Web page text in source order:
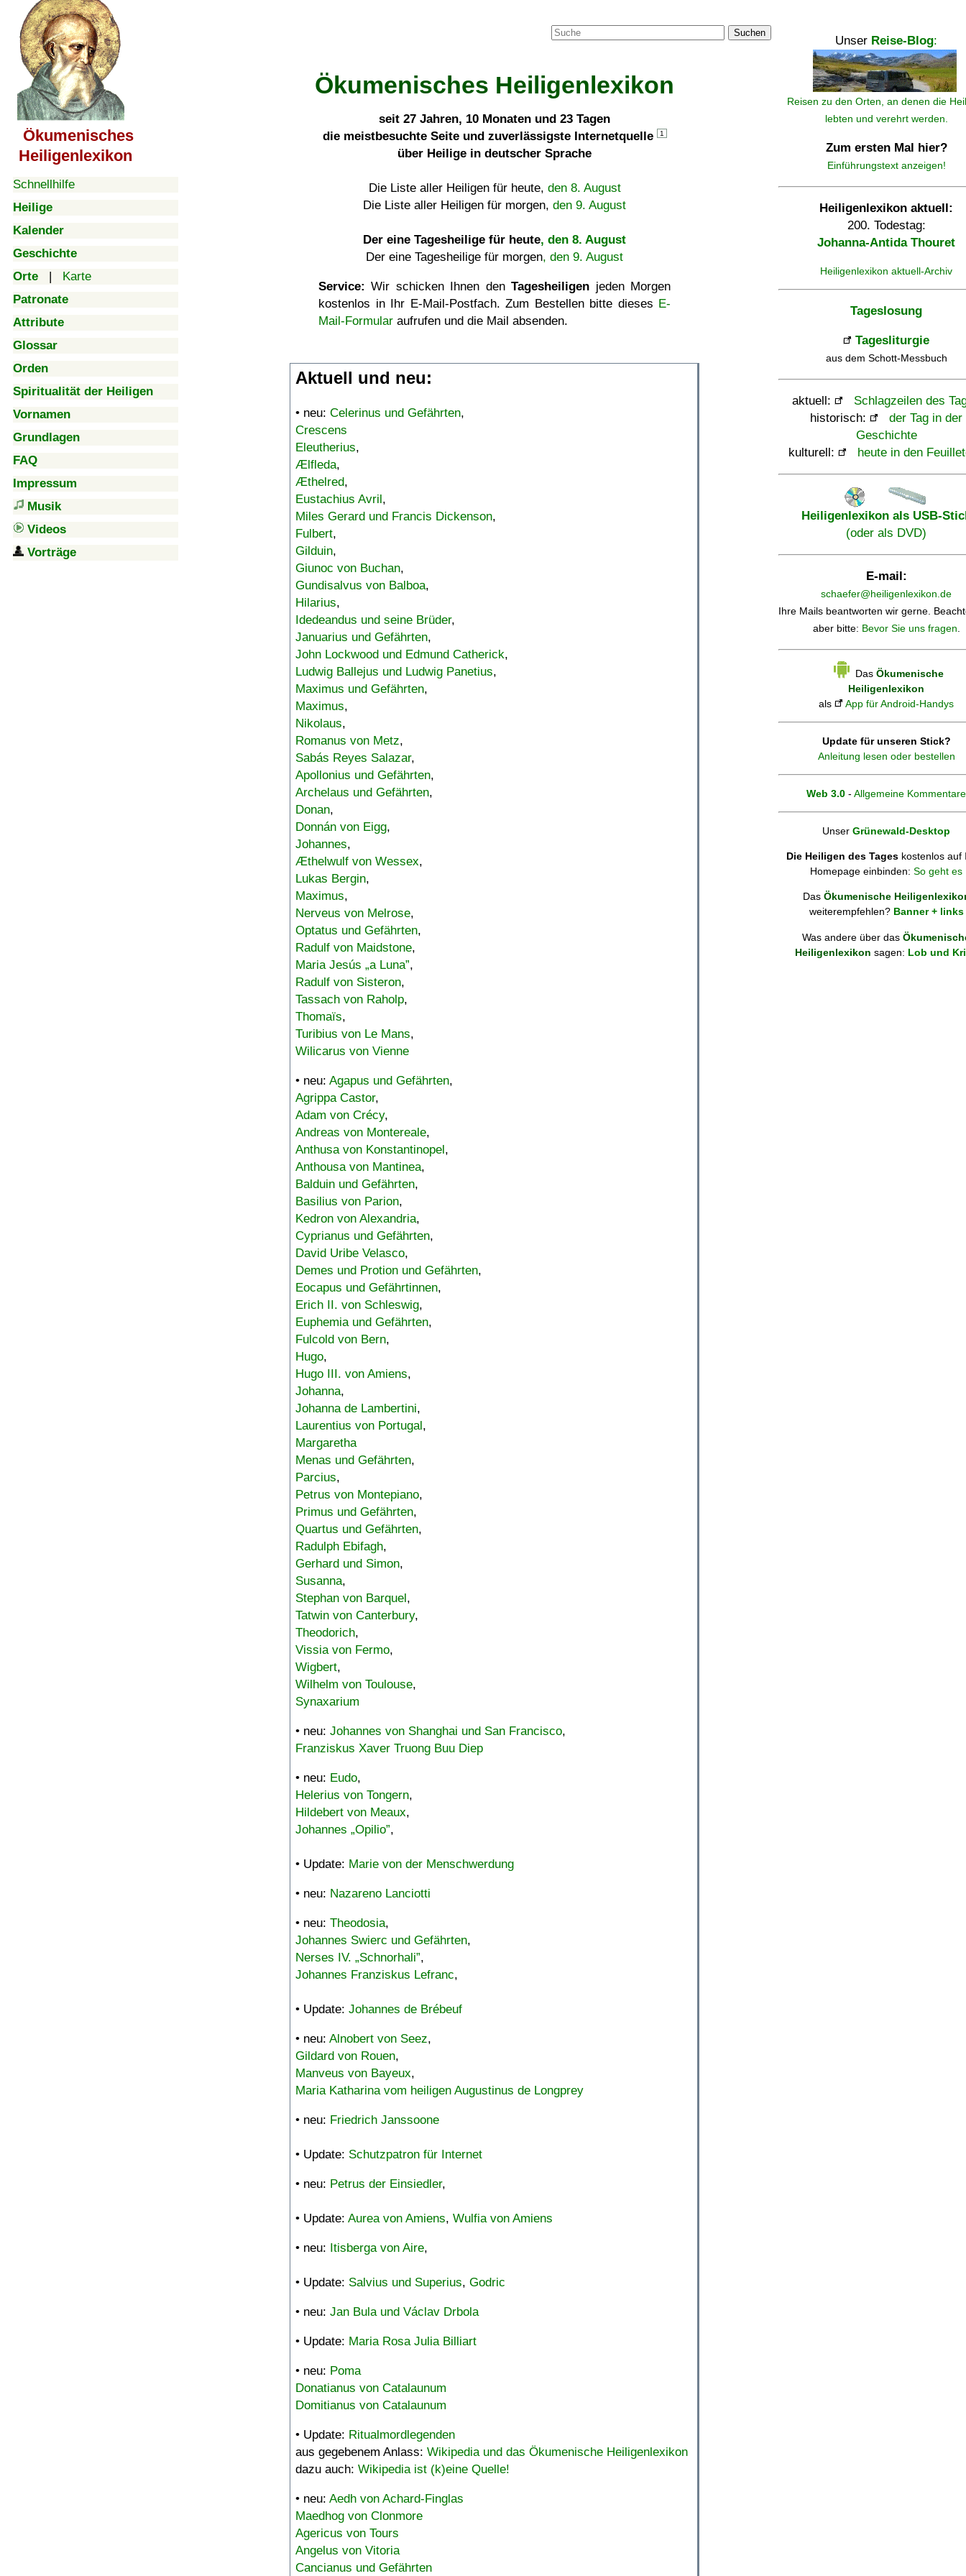
Ökumenisches
Heiligenlexikon
Schnellhilfe
Heilige
Kalender
Geschichte
Orte | Karte
Patronate
Attribute
Glossar
Orden
Spiritualität der Heiligen
Vornamen
Grundlagen
FAQ
Impressum
Musik
Videos
Vorträge
Suchen
Ökumenisches Heiligenlexikon
seit 27 Jahren, 10 Monaten und 23 Tagen
die meistbesuchte Seite und zuverlässigste Internetquelle
1
über Heilige in deutscher Sprache
Die Liste aller Heiligen für heute, den 8. August
Die Liste aller Heiligen für morgen, den 9. August
Der eine Tagesheilige für heute, den 8. August
Der eine Tagesheilige für morgen, den 9. August
Service: Wir schicken Ihnen denTagesheiligen jeden Morgen
kostenlos in Ihr E-Mail-Postfach. Zum Bestellen bitte dieses E-
Mail-Formular aufrufen und die Mail absenden.
Aktuell und neu:
• neu: Celerinus und Gefährten,
Crescens
Eleutherius,
Ælfleda,
Æthelred,
Eustachius Avril,
Miles Gerard und Francis Dickenson,
Fulbert,
Gilduin,
Giunoc von Buchan,
Gundisalvus von Balboa,
Hilarius,
Idedeandus und seine Brüder,
Januarius und Gefährten,
John Lockwood und Edmund Catherick,
Ludwig Ballejus und Ludwig Panetius,
Maximus und Gefährten,
Maximus,
Nikolaus,
Romanus von Metz,
Sabás Reyes Salazar,
Apollonius und Gefährten,
Archelaus und Gefährten,
Donan,
Donnán von Eigg,
Johannes,
Æthelwulf von Wessex,
Lukas Bergin,
Maximus,
Nerveus von Melrose,
Optatus und Gefährten,
Radulf von Maidstone,
Maria Jesús „a Luna”,
Radulf von Sisteron,
Tassach von Raholp,
Thomaïs,
Turibius von Le Mans,
Wilicarus von Vienne
• neu: Agapus und Gefährten,
Agrippa Castor,
Adam von Crécy,
Andreas von Montereale,
Anthusa von Konstantinopel,
Anthousa von Mantinea,
Balduin und Gefährten,
Basilius von Parion,
Kedron von Alexandria,
Cyprianus und Gefährten,
David Uribe Velasco,
Demes und Protion und Gefährten,
Eocapus und Gefährtinnen,
Erich II. von Schleswig,
Euphemia und Gefährten,
Fulcold von Bern,
Hugo,
Hugo III. von Amiens,
Johanna,
Johanna de Lambertini,
Laurentius von Portugal,
Margaretha
Menas und Gefährten,
Parcius,
Petrus von Montepiano,
Primus und Gefährten,
Quartus und Gefährten,
Radulph Ebifagh,
Gerhard und Simon,
Susanna,
Stephan von Barquel,
Tatwin von Canterbury,
Theodorich,
Vissia von Fermo,
Wigbert,
Wilhelm von Toulouse,
Synaxarium
• neu: Johannes von Shanghai und San Francisco,
Franziskus Xaver Truong Buu Diep
• neu: Eudo,
Helerius von Tongern,
Hildebert von Meaux,
Johannes „Opilio”,
• Update: Marie von der Menschwerdung
• neu: Nazareno Lanciotti
• neu: Theodosia,
Johannes Swierc und Gefährten,
Nerses IV. „Schnorhali”,
Johannes Franziskus Lefranc,
• Update: Johannes de Brébeuf
• neu: Alnobert von Seez,
Gildard von Rouen,
Manveus von Bayeux,
Maria Katharina vom heiligen Augustinus de Longprey
• neu: Friedrich Janssoone
• Update: Schutzpatron für Internet
• neu: Petrus der Einsiedler,
• Update: Aurea von Amiens, Wulfia von Amiens
• neu: Itisberga von Aire,
• Update: Salvius und Superius, Godric
• neu: Jan Bula und Václav Drbola
• Update: Maria Rosa Julia Billiart
• neu: Poma
Donatianus von Catalaunum
Domitianus von Catalaunum
• Update: Ritualmordlegenden
aus gegebenem Anlass: Wikipedia und das Ökumenische Heiligenlexikon
dazu auch: Wikipedia ist (k)eine Quelle!
• neu: Aedh von Achard-Finglas
Maedhog von Clonmore
Agericus von Tours
Angelus von Vitoria
Cancianus und Gefährten
Unser Reise-Blog:
Reisen zu den Orten, an denen die
lebten und verehrt werden.
Zum ersten Mal hier?
Einführungstext anzeigen!
Heiligenlexikon aktuell:
200. Todestag:
Johanna-Antida Thouret
Heiligenlexikon aktuell-Archiv
Tageslosung
Tagesliturgie
aus dem Schott-Messbuch
aktuell:
Schlagzeilen des
historisch:
der Tag in der
Geschichte
kulturell:
heute in den
Heiligenlexikon als USB-
(oder als DVD)
E-mail:
schaefer@heiligenlexikon.de
Ihre Mails beantworten wir gerne.
aber bitte: Bevor Sie uns fragen.
Das Ökumenische
Heiligenlexikon
als
App für Android-Handys
Update für unseren Stick?
Anleitung lesen oder bestellen
Web 3.0 - Allgemeine Kommentare
Unser Grünewald-Desktop
Die Heiligen des Tages kostenlos auf
Homepage einbinden: So geht es
Das Ökumenische
weiterempfehlen? Banner + links
Was andere über das
Heiligenlexikon sagen: Lob und